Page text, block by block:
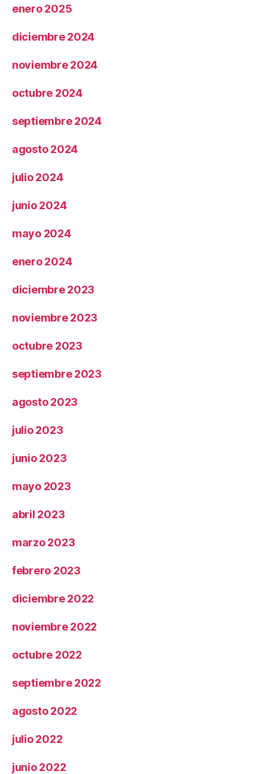
enero 2025
diciembre 2024
noviembre 2024
octubre 2024
septiembre 2024
agosto 2024
julio 2024
junio 2024
mayo 2024
enero 2024
diciembre 2023
noviembre 2023
octubre 2023
septiembre 2023
agosto 2023
julio 2023
junio 2023
mayo 2023
abril 2023
marzo 2023
febrero 2023
diciembre 2022
noviembre 2022
octubre 2022
septiembre 2022
agosto 2022
julio 2022
junio 2022